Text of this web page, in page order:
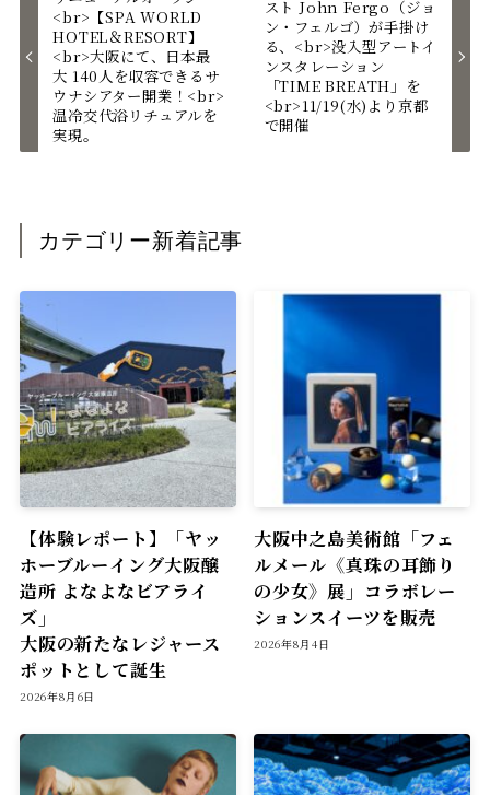
<br>【SPA WORLD
HOTEL＆RESORT】
<br>大阪にて、日本最
大 140人を収容できるサ
ウナシアター開業！<br>
温冷交代浴リチュアルを
実現。
スト John Fergo（ジョ
ン・フェルゴ）が手掛け
る、<br>没入型アートイ
ンスタレーション
「TIME BREATH」を
<br>11/19(水)より京都
で開催
カテゴリー新着記事
【体験レポート】「ヤッ
ホーブルーイング大阪醸
造所 よなよなビアライ
ズ」
大阪の新たなレジャース
ポットとして誕生
2026年8月6日
大阪中之島美術館「フェ
ルメール《真珠の耳飾り
の少女》展」コラボレー
ションスイーツを販売
2026年8月4日